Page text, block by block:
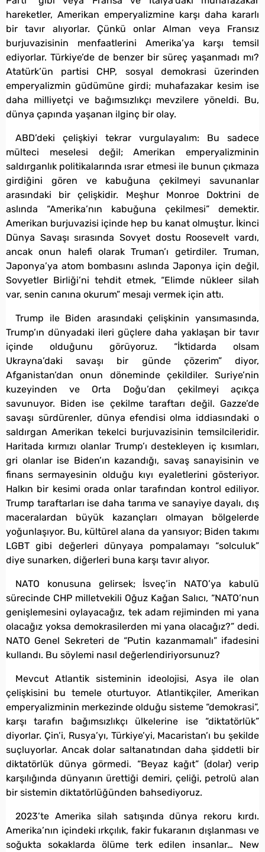
hareketler, Amerikan emperyalizmine karşı daha kararlı
bir tavır alıyorlar. Çünkü onlar Alman veya Fransız
burjuvazisinin menfaatlerini Amerika’ya karşı temsil
ediyorlar. Türkiye’de de benzer bir süreç yaşanmadı mı?
Atatürk’ün partisi CHP, sosyal demokrasi üzerinden
emperyalizmin güdümüne girdi; muhafazakar kesim ise
daha milliyetçi ve bağımsızlıkçı mevzilere yöneldi. Bu,
dünya çapında yaşanan ilginç bir olay.
ABD’deki çelişkiyi tekrar vurgulayalım: Bu sadece
mülteci meselesi değil; Amerikan emperyalizminin
saldırganlık politikalarında ısrar etmesi ile bunun çıkmaza
girdiğini gören ve kabuğuna çekilmeyi savunanlar
arasındaki bir çelişkidir. Meşhur Monroe Doktrini de
aslında “Amerika’nın kabuğuna çekilmesi” demektir.
Amerikan burjuvazisi içinde hep bu kanat olmuştur. İkinci
Dünya Savaşı sırasında Sovyet dostu Roosevelt vardı,
ancak onun halefi olarak Truman’ı getirdiler. Truman,
Japonya’ya atom bombasını aslında Japonya için değil,
Sovyetler Birliği’ni tehdit etmek, “Elimde nükleer silah
var, senin canına okurum” mesajı vermek için attı.
Trump ile Biden arasındaki çelişkinin yansımasında,
Trump’ın dünyadaki ileri güçlere daha yaklaşan bir tavır
içinde olduğunu görüyoruz. “İktidarda olsam
Ukrayna’daki savaşı bir günde çözerim” diyor,
Afganistan’dan onun döneminde çekildiler. Suriye’nin
kuzeyinden ve Orta Doğu’dan çekilmeyi açıkça
savunuyor. Biden ise çekilme taraftarı değil. Gazze’de
savaşı sürdürenler, dünya efendisi olma iddiasındaki o
saldırgan Amerikan tekelci burjuvazisinin temsilcileridir.
Haritada kırmızı olanlar Trump’ı destekleyen iç kısımları,
gri olanlar ise Biden’ın kazandığı, savaş sanayisinin ve
finans sermayesinin olduğu kıyı eyaletlerini gösteriyor.
Halkın bir kesimi orada onlar tarafından kontrol ediliyor.
Trump taraftarları ise daha tarıma ve sanayiye dayalı, dış
maceralardan büyük kazançları olmayan bölgelerde
yoğunlaşıyor. Bu, kültürel alana da yansıyor; Biden takımı
LGBT gibi değerleri dünyaya pompalamayı “solculuk”
diye sunarken, diğerleri buna karşı tavır alıyor.
NATO konusuna gelirsek; İsveç’in NATO’ya kabulü
sürecinde CHP milletvekili Oğuz Kağan Salıcı, “NATO’nun
genişlemesini oylayacağız, tek adam rejiminden mi yana
olacağız yoksa demokrasilerden mi yana olacağız?” dedi.
NATO Genel Sekreteri de “Putin kazanmamalı” ifadesini
kullandı. Bu söylemi nasıl değerlendiriyorsunuz?
Mevcut Atlantik sisteminin ideolojisi, Asya ile olan
çelişkisini bu temele oturtuyor. Atlantikçiler, Amerikan
emperyalizminin merkezinde olduğu sisteme “demokrasi”,
karşı tarafın bağımsızlıkçı ülkelerine ise “diktatörlük”
diyorlar. Çin’i, Rusya’yı, Türkiye’yi, Macaristan’ı bu şekilde
suçluyorlar. Ancak dolar saltanatından daha şiddetli bir
diktatörlük dünya görmedi. “Beyaz kağıt” (dolar) verip
karşılığında dünyanın ürettiği demiri, çeliği, petrolü alan
bir sistemin diktatörlüğünden bahsediyoruz.
2023’te Amerika silah satışında dünya rekoru kırdı.
Amerika’nın içindeki ırkçılık, fakir fukaranın dışlanması ve
soğukta sokaklarda ölüme terk edilen insanlar… New